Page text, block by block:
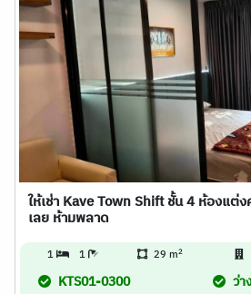
ให้เช่า Kave Town Shift ชั้น 4 ห้องแต่
เลย ห้ามพลาด
1 1 29 m2
KTS01-0300 ว่า